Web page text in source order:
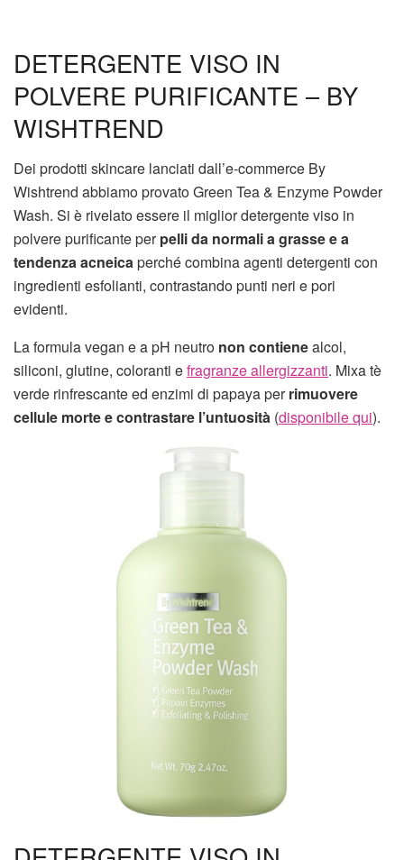
DETERGENTE VISO IN
POLVERE PURIFICANTE – BY
WISHTREND
Dei prodotti skincare lanciati dall’e-commerce By
Wishtrend abbiamo provato Green Tea & Enzyme Powder
Wash. Si è rivelato essere il miglior detergente viso in
polvere purificante perpelli da normali a grasse e a
tendenza acneicaperché combina agenti detergenti con
ingredienti esfolianti, contrastando punti neri e pori
evidenti.
La formula vegan e a pH neutro non contienealcol,
siliconi, glutine, coloranti efragranze allergizzanti. Mixa tè
verde rinfrescante ed enzimi di papaya perrimuovere
cellule morte e contrastare l’untuosità (disponibile qui).